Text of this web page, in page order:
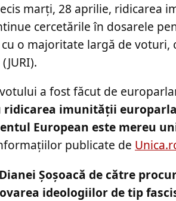
marți, 28 aprilie, ridicarea
cercetările în dosarele
o majoritate largă de
a fost făcut de
imunității
European este mereu
publicate de
Șoșoacă de către
ideologiilor de tip